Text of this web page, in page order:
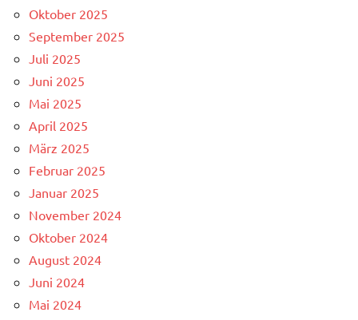
Oktober 2025
September 2025
Juli 2025
Juni 2025
Mai 2025
April 2025
März 2025
Februar 2025
Januar 2025
November 2024
Oktober 2024
August 2024
Juni 2024
Mai 2024